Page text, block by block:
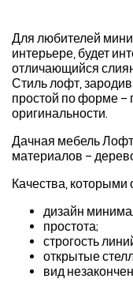
Для любителей
интерьере, будет
отличающийся
Стиль лофт,
простой по форме –
оригинальности.
Дачная мебель
материалов –
Качества, которыми
дизайн
простота;
строгость
открытые
вид